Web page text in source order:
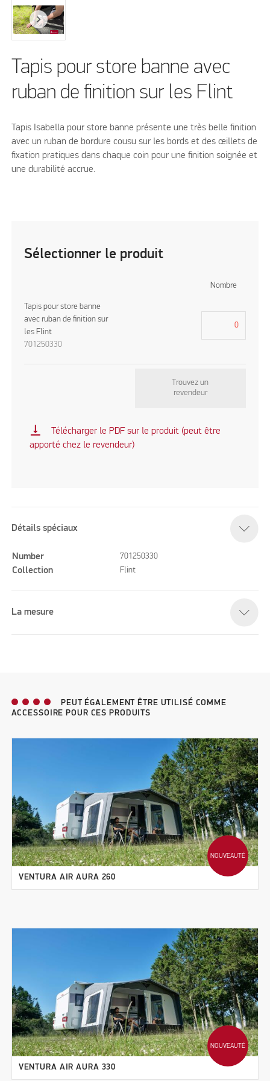
Tapis pour store banne avec
ruban de finition sur les Flint
Tapis Isabella pour store banne présente une très belle finition
avec un ruban de bordure cousu sur les bords et des œillets de
fixation pratiques dans chaque coin pour une finition soignée et
une durabilité accrue.
Sélectionner le produit
Nombre
Tapis pour store banne
avec ruban de finition sur
les Flint
701250330
Trouvez un
revendeur
vertical_align_bottom
Télécharger le PDF sur le produit (peut être
apporté chez le revendeur)
Détails spéciaux
Number 701250330
Collection Flint
La mesure
PEUT ÉGALEMENT ÊTRE UTILISÉ COMME
ACCESSOIRE POUR CES PRODUITS
NOUVEAUTÉ
VENTURA AIR AURA 260
NOUVEAUTÉ
VENTURA AIR AURA 330